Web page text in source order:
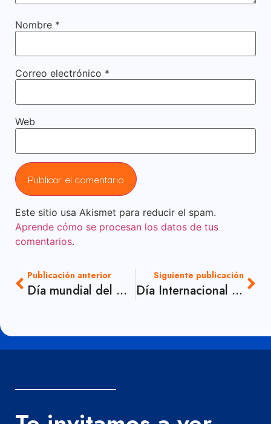
Nombre *
Correo electrónico *
Web
Este sitio usa Akismet para reducir el spam.
Aprende cómo se procesan los datos de tus
comentarios.
Publicación anterior
Día mundial del Arte
Siguiente publicación
Día Internacional de la Madre Tierra